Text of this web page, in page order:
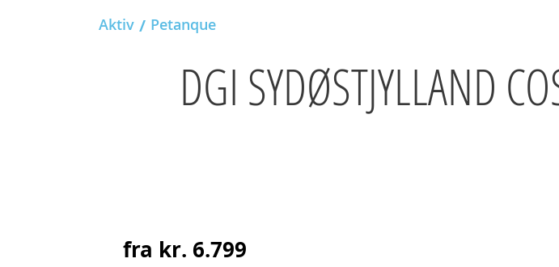
Aktiv Petanque
DGI SYDØSTJYLLAND
fra kr. 6.799